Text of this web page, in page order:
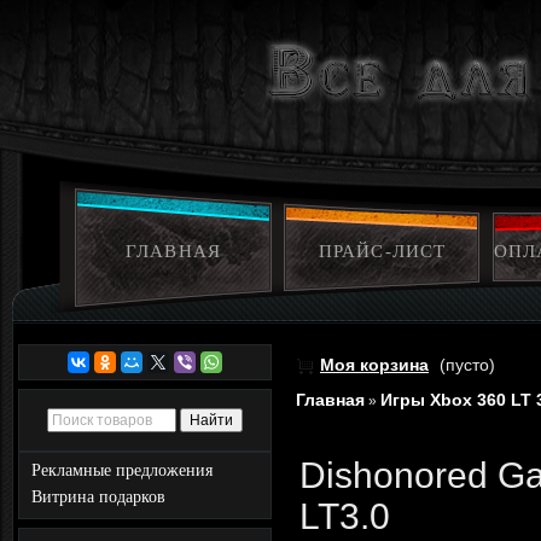
ГЛАВНАЯ ПРАЙС-ЛИСТ
Рекламные предложения
Витрина подарков
Моя корзина (пусто)
Главная » Игры Xbox 360 LT
Dishonored
LT3.0